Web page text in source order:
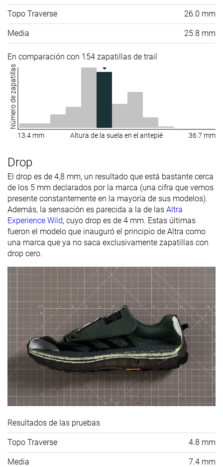
Topo Traverse 26.0 mm
Media 25.8 mm
En comparación con 154 zapatillas de trail
Número de zapatillas
13.4 mm Altura de la suela en el antepié 36.7 mm
Drop
El drop es de 4,8 mm, un resultado que está bastante cerca
de los 5 mm declarados por la marca (una cifra que vemos
presente constantemente en la mayoría de sus modelos).
Además, la sensación es parecida a la de las Altra
Experience Wild, cuyo drop es de 4 mm. Estas últimas
fueron el modelo que inauguró el principio de Altra como
una marca que ya no saca exclusivamente zapatillas con
drop cero.
Resultados de las pruebas
Topo Traverse 4.8 mm
Media 7.4 mm